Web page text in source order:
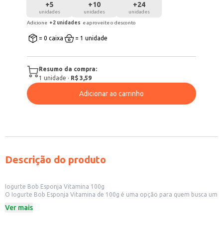
+5
unidades
+10
unidades
+24
unidades
Adicione +2 unidades e aproveite o desconto
= 0 caixa = 1 unidade
Resumo da compra:
1 unidade · R$ 3,59
Adicionar ao carrinho
Descrição do produto
Iogurte Bob Esponja Vitamina 100g
O Iogurte Bob Esponja Vitamina de 100g é uma opção para quem busca um
prático para levar e consumir em diversos momentos do dia.
Ver mais